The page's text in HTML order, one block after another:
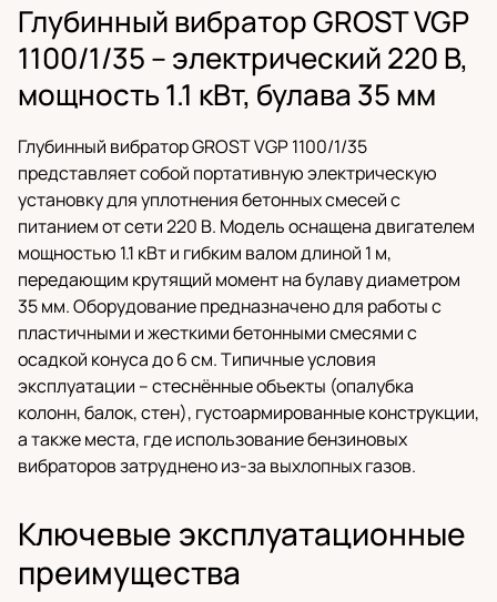
Глубинный вибратор GROST VGP
1100/1/35 – электрический 220 В,
мощность 1.1 кВт, булава 35 мм
Глубинный вибратор GROST VGP 1100/1/35
представляет собой портативную электрическую
установку для уплотнения бетонных смесей с
питанием от сети 220 В. Модель оснащена двигателем
мощностью 1.1 кВт и гибким валом длиной 1 м,
передающим крутящий момент на булаву диаметром
35 мм. Оборудование предназначено для работы с
пластичными и жесткими бетонными смесями с
осадкой конуса до 6 см. Типичные условия
эксплуатации – стеснённые объекты (опалубка
колонн, балок, стен), густоармированные конструкции,
а также места, где использование бензиновых
вибраторов затруднено из-за выхлопных газов.
Ключевые эксплуатационные
преимущества